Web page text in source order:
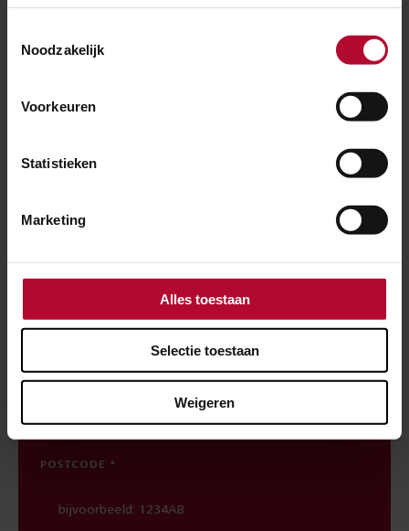
Noodzakelijk
Voorkeuren
Statistieken
Marketing
Alles toestaan
Selectie toestaan
Weigeren
Ben je tevreden over de informatie op
Ja
Spoorwerkcheck
POSTCODE